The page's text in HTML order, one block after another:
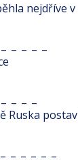
nejdříve v
_ _
_ _
Ruska
_ _ _ _